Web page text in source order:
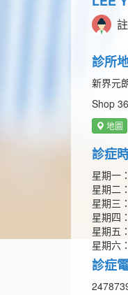
診所
新界元
Shop
地圖
診症
星期一
星期二
星期三
星期四
星期五
星期六
診症